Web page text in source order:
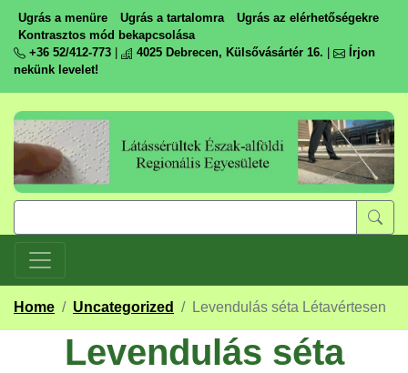
Ugrás a menüre Ugrás a tartalomra
Ugrás az elérhetőségekre
Kontrasztos mód bekapcsolása
+36 52/412-773
4025 Debrecen, Külsővásártér 16.
Írjon
nekünk levelet!
Home / Uncategorized / Levendulás séta Létavértesen
Levendulás séta